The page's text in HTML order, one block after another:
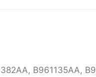
B961135AA,